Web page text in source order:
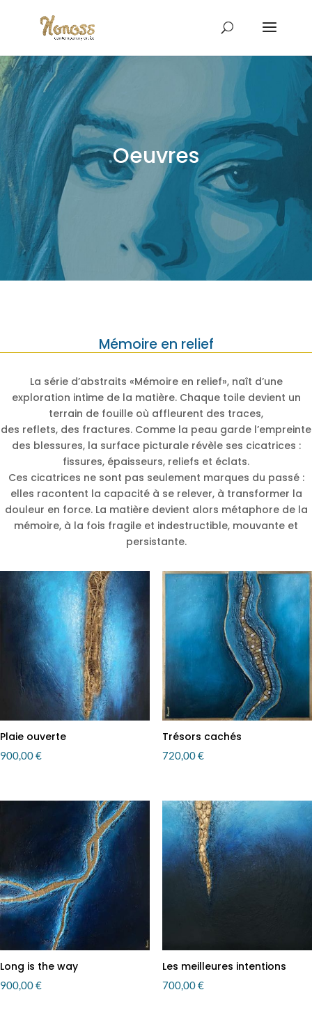
Oeuvres
Mémoire en relief
La série d’abstraits «Mémoire en relief», naît d’une
exploration intime de la matière. Chaque toile devient un
terrain de fouille où affleurent des traces,
des reflets, des fractures. Comme la peau garde l’empreinte
des blessures, la surface picturale révèle ses cicatrices :
fissures, épaisseurs, reliefs et éclats.
Ces cicatrices ne sont pas seulement marques du passé :
elles racontent la capacité à se relever, à transformer la
douleur en force. La matière devient alors métaphore de la
mémoire, à la fois fragile et indestructible, mouvante et
persistante.
Plaie ouverte
900,00€
Trésors cachés
720,00€
Long is the way
900,00€
Les meilleures intentions
700,00€